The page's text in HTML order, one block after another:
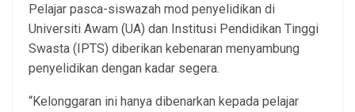
Pelajar pasca-siswazah mod penyelidikan di
Universiti Awam (UA) dan Institusi Pendidikan Tinggi
Swasta (IPTS) diberikan kebenaran menyambung
penyelidikan dengan kadar segera.
“Kelonggaran ini hanya dibenarkan kepada pelajar